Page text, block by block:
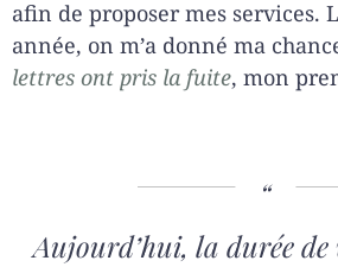
afin de proposer mes services.
année, on m’a donné ma
lettres ont pris la fuite, mon
Aujourd’hui, la durée